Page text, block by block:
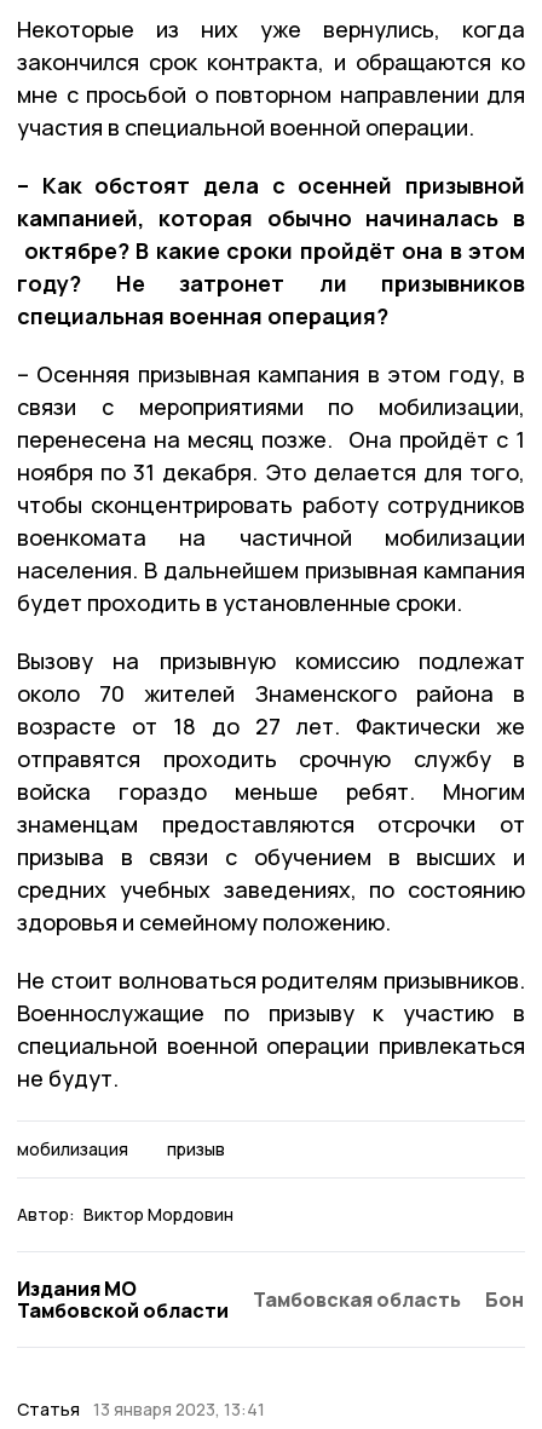
Некоторые из них уже вернулись, когда
закончился срок контракта, и обращаются ко
мне с просьбой о повторном направлении для
участия в специальной военной операции.
– Как обстоят дела с осенней призывной
кампанией, которая обычно начиналась в
октябре? В какие сроки пройдёт она в этом
году? Не затронет ли призывников
специальная военная операция?
– Осенняя призывная кампания в этом году, в
связи с мероприятиями по мобилизации,
перенесена на месяц позже. Она пройдёт с 1
ноября по 31 декабря. Это делается для того,
чтобы сконцентрировать работу сотрудников
военкомата на частичной мобилизации
населения. В дальнейшем призывная кампания
будет проходить в установленные сроки.
Вызову на призывную комиссию подлежат
около 70 жителей Знаменского района в
возрасте от 18 до 27 лет. Фактически же
отправятся проходить срочную службу в
войска гораздо меньше ребят. Многим
знаменцам предоставляются отсрочки от
призыва в связи с обучением в высших и
средних учебных заведениях, по состоянию
здоровья и семейному положению.
Не стоит волноваться родителям призывников.
Военнослужащие по призыву к участию в
специальной военной операции привлекаться
не будут.
мобилизация призыв
Автор: Виктор Мордовин
Издания МО
Тамбовской области
Тамбовская область
Статья 13 января 2023, 13:41